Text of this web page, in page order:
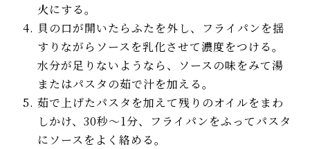
火にする。
貝の口が開いたらふたを外し、フライパンを揺
すりながらソースを乳化させて濃度をつける。
水分が足りないようなら、ソースの味をみて湯
またはパスタの茹で汁を加える。
茹で上げたパスタを加えて残りのオイルをまわ
しかけ、30秒〜1分、フライパンをふってパスタ
にソースをよく絡める。